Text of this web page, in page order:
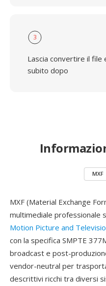
3
Lascia convertire il file
subito dopo
MXF
MXF (Material Exchange
multimediale professionale
Motion Picture and
con la specifica SMPTE
broadcast e post-
vendor-neutral per
descrittivi ricchi tra diversi